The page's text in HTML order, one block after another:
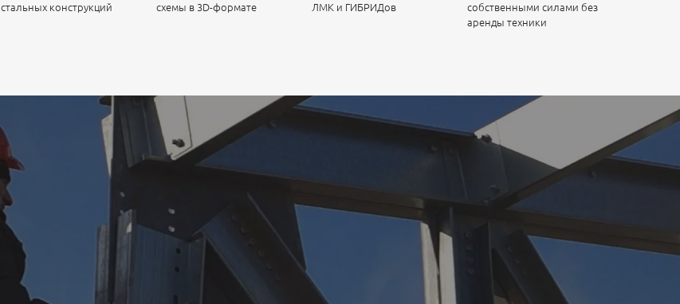
стальных конструкций
схемы в 3D-формате
ЛМК и ГИБРИДов
собственными силами без
аренды техники